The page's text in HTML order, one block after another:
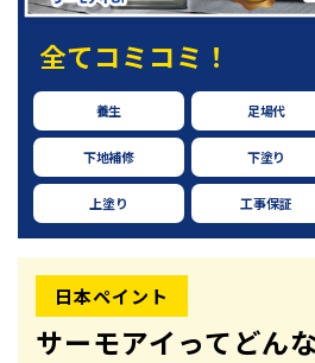
全てコミコミ！
養生 足場代
下地補修 下塗り
上塗り 工事保証
日本ペイント
サーモアイってどん